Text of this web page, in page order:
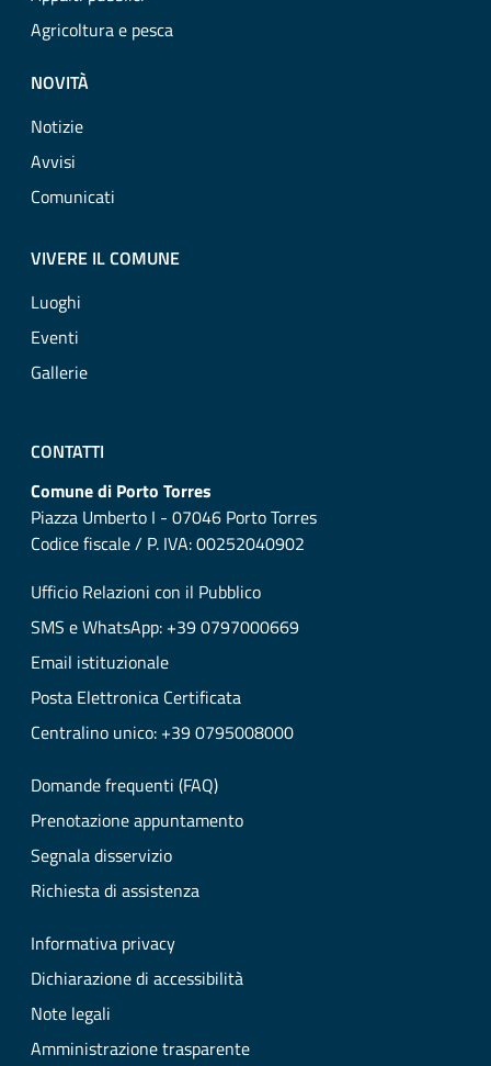
Agricoltura e pesca
NOVITÀ
Notizie
Avvisi
Comunicati
VIVERE IL COMUNE
Luoghi
Eventi
Gallerie
CONTATTI
Comune di Porto Torres
Piazza Umberto I - 07046 Porto Torres
Codice fiscale / P. IVA: 00252040902
Ufficio Relazioni con il Pubblico
SMS e WhatsApp: +39 0797000669
Email istituzionale
Posta Elettronica Certificata
Centralino unico: +39 0795008000
Domande frequenti (FAQ)
Prenotazione appuntamento
Segnala disservizio
Richiesta di assistenza
Informativa privacy
Dichiarazione di accessibilità
Note legali
Amministrazione trasparente